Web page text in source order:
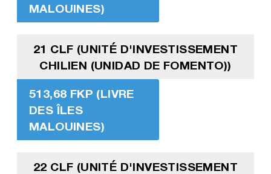
MALOUINES)
21 CLF (UNITÉ D'INVESTISSEMENT
CHILIEN (UNIDAD DE FOMENTO))
513,68 FKP (LIVRE
DES ÎLES
MALOUINES)
22 CLF (UNITÉ D'INVESTISSEMENT